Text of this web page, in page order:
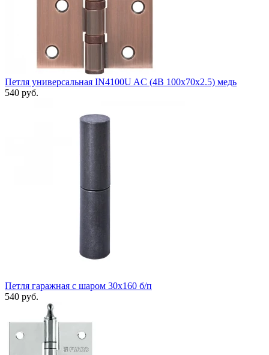
Петля универсальная IN4100U AC (4B 100х70х2.5) медь
540 руб.
Петля гаражная с шаром 30х160 б/п
540 руб.